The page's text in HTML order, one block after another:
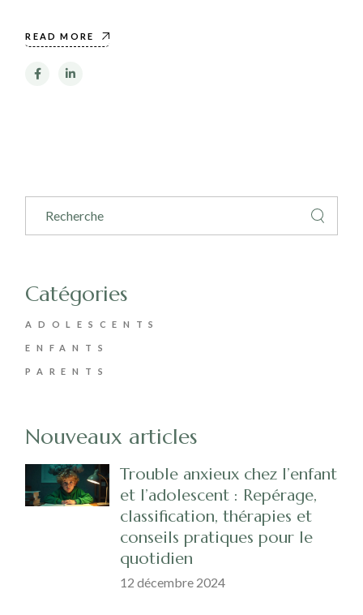
READ MORE
Search
Catégories
ADOLESCENTS
ENFANTS
PARENTS
Nouveaux articles
Trouble anxieux chez l’enfant
et l’adolescent : Repérage,
classification, thérapies et
conseils pratiques pour le
quotidien
12 décembre 2024